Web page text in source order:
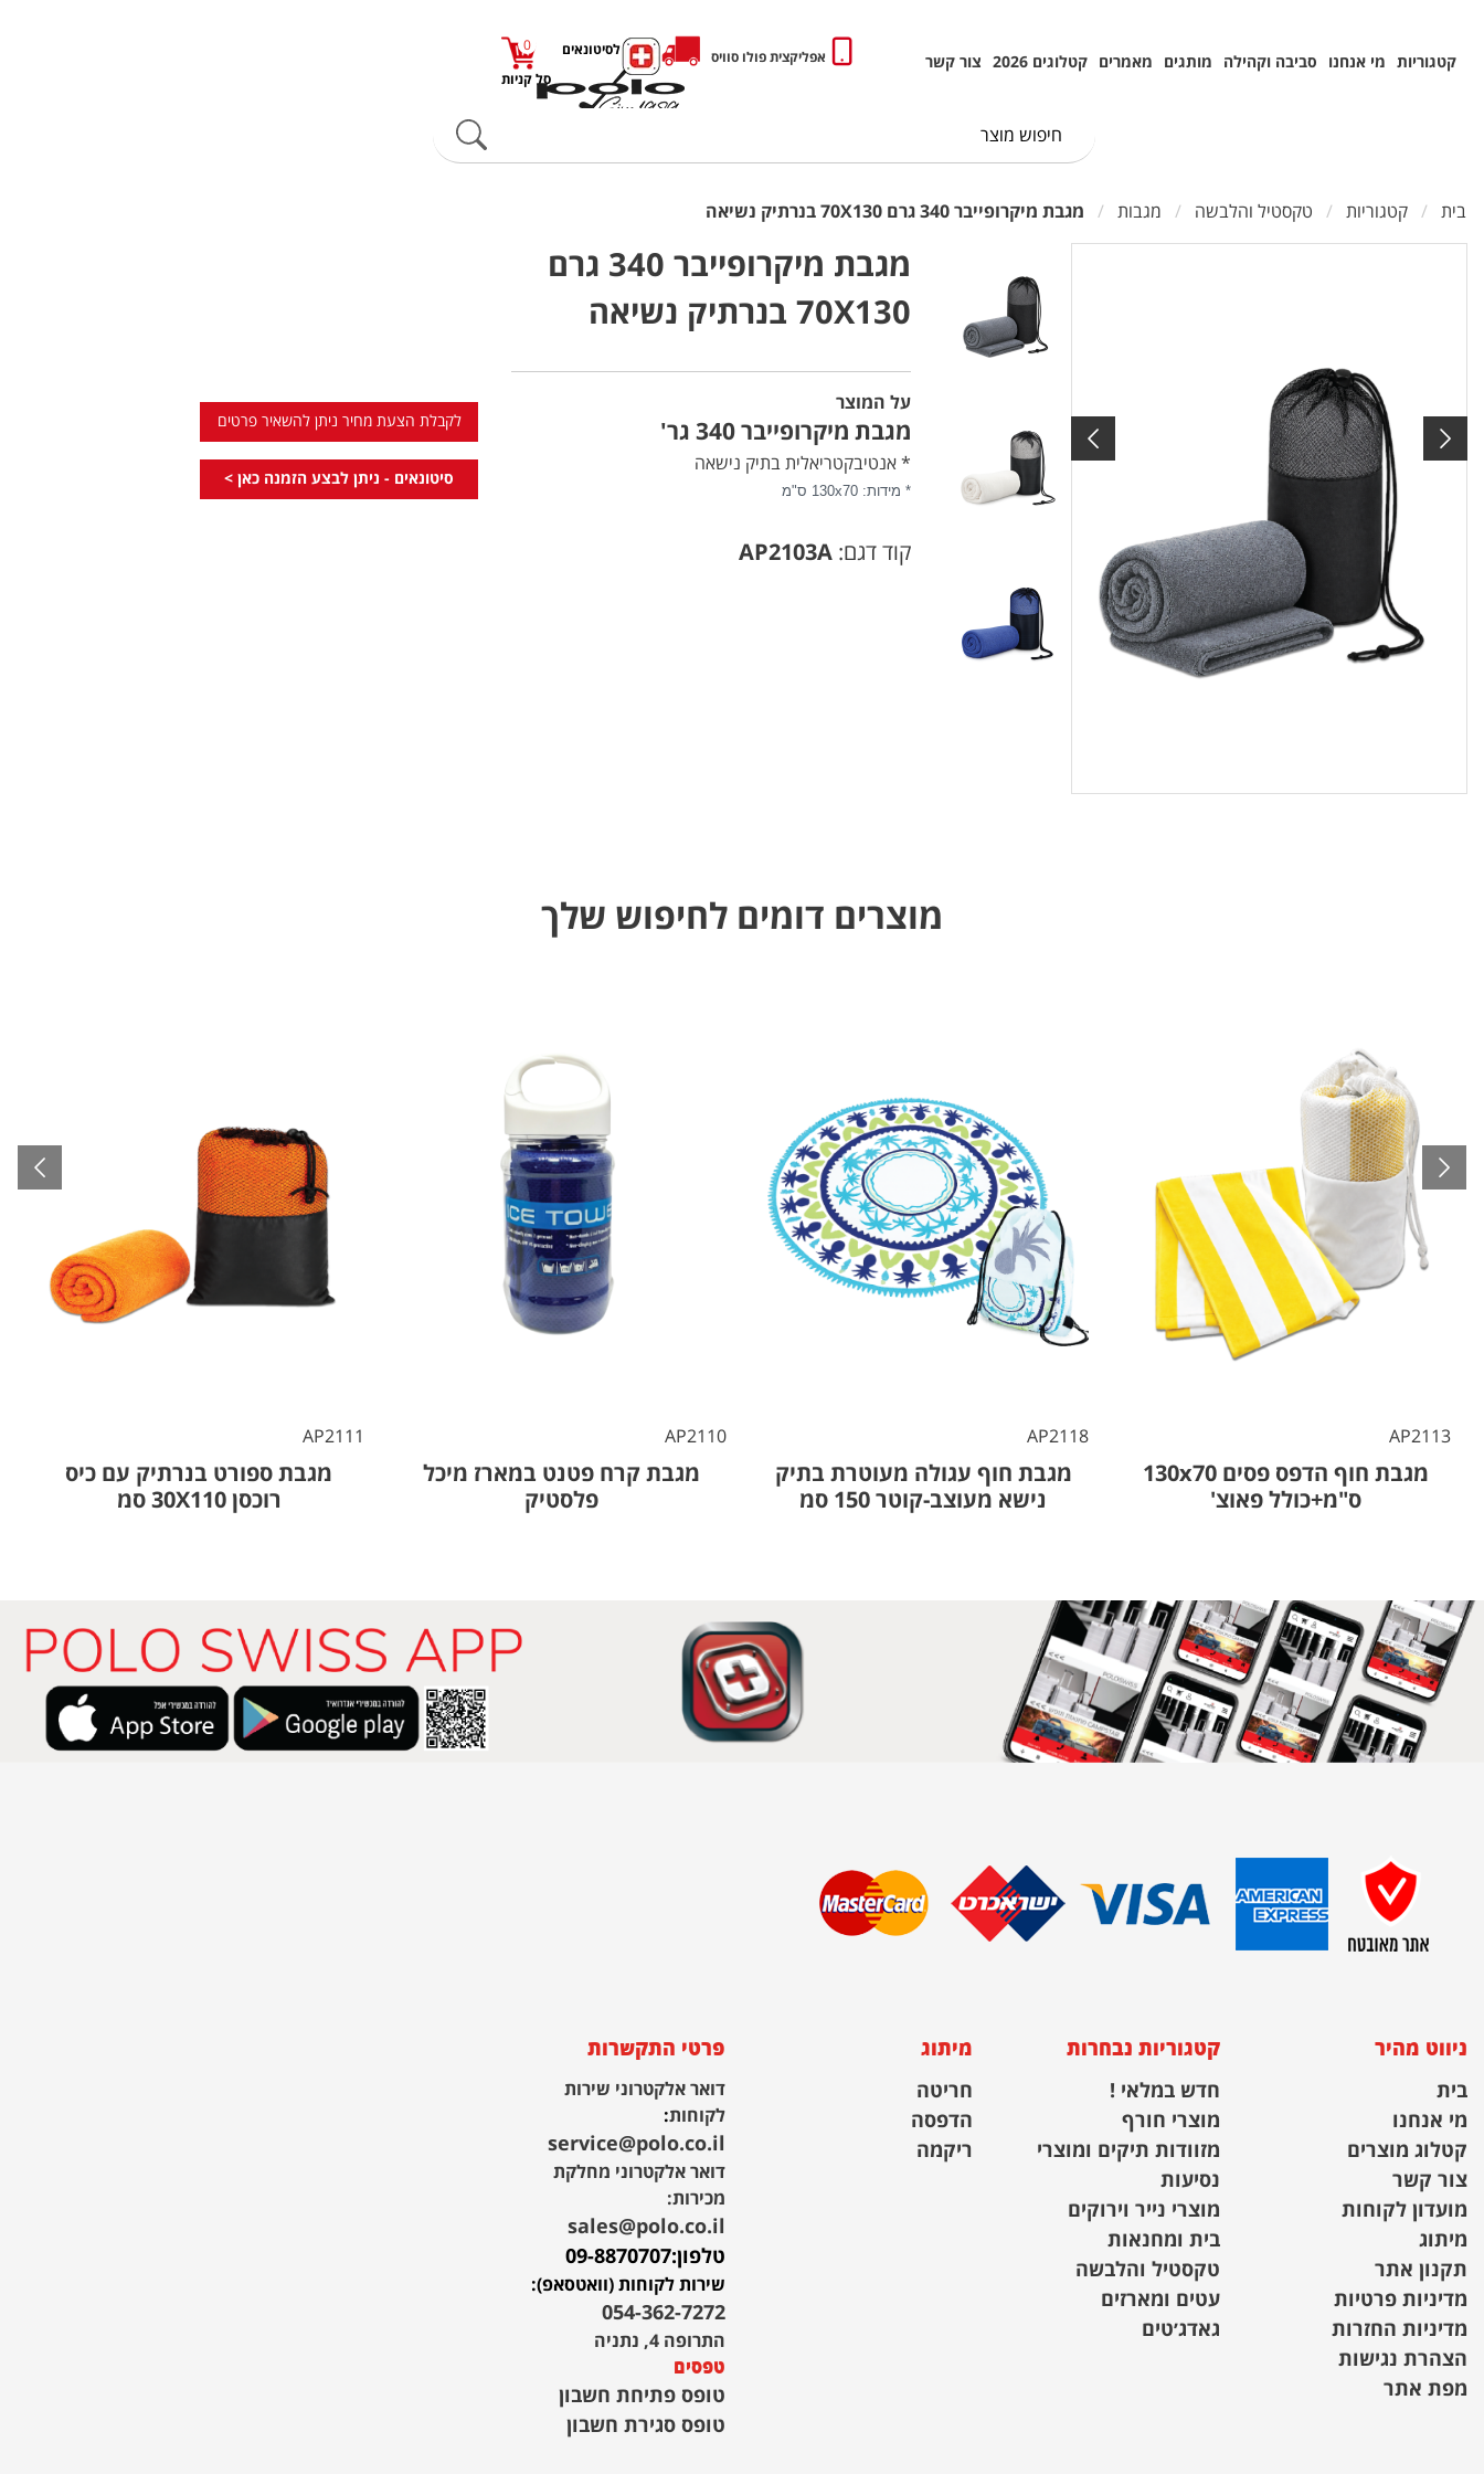
קטגוריות מי אנחנו סביבה וקהילה מותגים מאמרים קטלוגים 2026 צור קשר אפליקצית פולו סוויס
כניסה לסיטונאים
סל קניות
0
בית קטגוריות טקסטיל והלבשה מגבות מגבת מיקרופייבר 340 גרם 70X130 בנרתיק נשיאה
מגבת מיקרופייבר 340 גרם
70X130 בנרתיק נשיאה
על המוצר
מגבת מיקרופייבר 340 גר'
* אנטיבקטריאלית בתיק נישאה
* מידות: 130x70 ס"מ
קוד דגם: AP2103A
לקבלת הצעת מחיר ניתן להשאיר פרטים
סיטונאים - ניתן לבצע הזמנה כאן >
מוצרים דומים לחיפוש שלך
AP2113
מגבת חוף הדפס פסים 130x70
ס"מ+כולל פאוצ'
AP2118
מגבת חוף עגולה מעוטרת בתיק
נישא מעוצב-קוטר 150 סמ
AP2110
מגבת קרח פטנט במארז מיכל
פלסטיק
AP2111
מגבת ספורט בנרתיק עם כיס
רוכסן 30X110 סמ
ניווט מהיר
בית
מי אנחנו
קטלוג מוצרים
צור קשר
מועדון לקוחות
מיתוג
תקנון אתר
מדיניות פרטיות
מדיניות החזרות
הצהרת נגישות
מפת אתר
קטגוריות נבחרות
חדש במלאי !
מוצרי חורף
מזוודות תיקים ומוצרי
נסיעות
מוצרי נייר וירוקים
בית ומחנאות
טקסטיל והלבשה
עטים ומארזים
גאדג׳טים
מיתוג
חריטה
הדפסה
ריקמה
פרטי התקשרות
דואר אלקטרוני שירות
לקוחות:
service@polo.co.il
דואר אלקטרוני מחלקת
מכירות:
sales@polo.co.il
טלפון:09-8870707
שירות לקוחות (וואטסאפ):
054-362-7272
התרופה 4, נתניה
טפסים
טופס פתיחת חשבון
טופס סגירת חשבון